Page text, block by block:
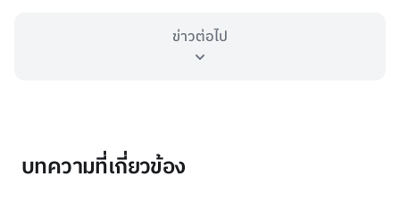
ข่าวต่อไป
บทความที่เกี่ยวข้อง